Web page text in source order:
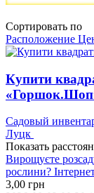
Сортировать по
Расположение
Купити
Садовый
Луцк
Показать
Вирощуєте
рослини?
3,00 грн